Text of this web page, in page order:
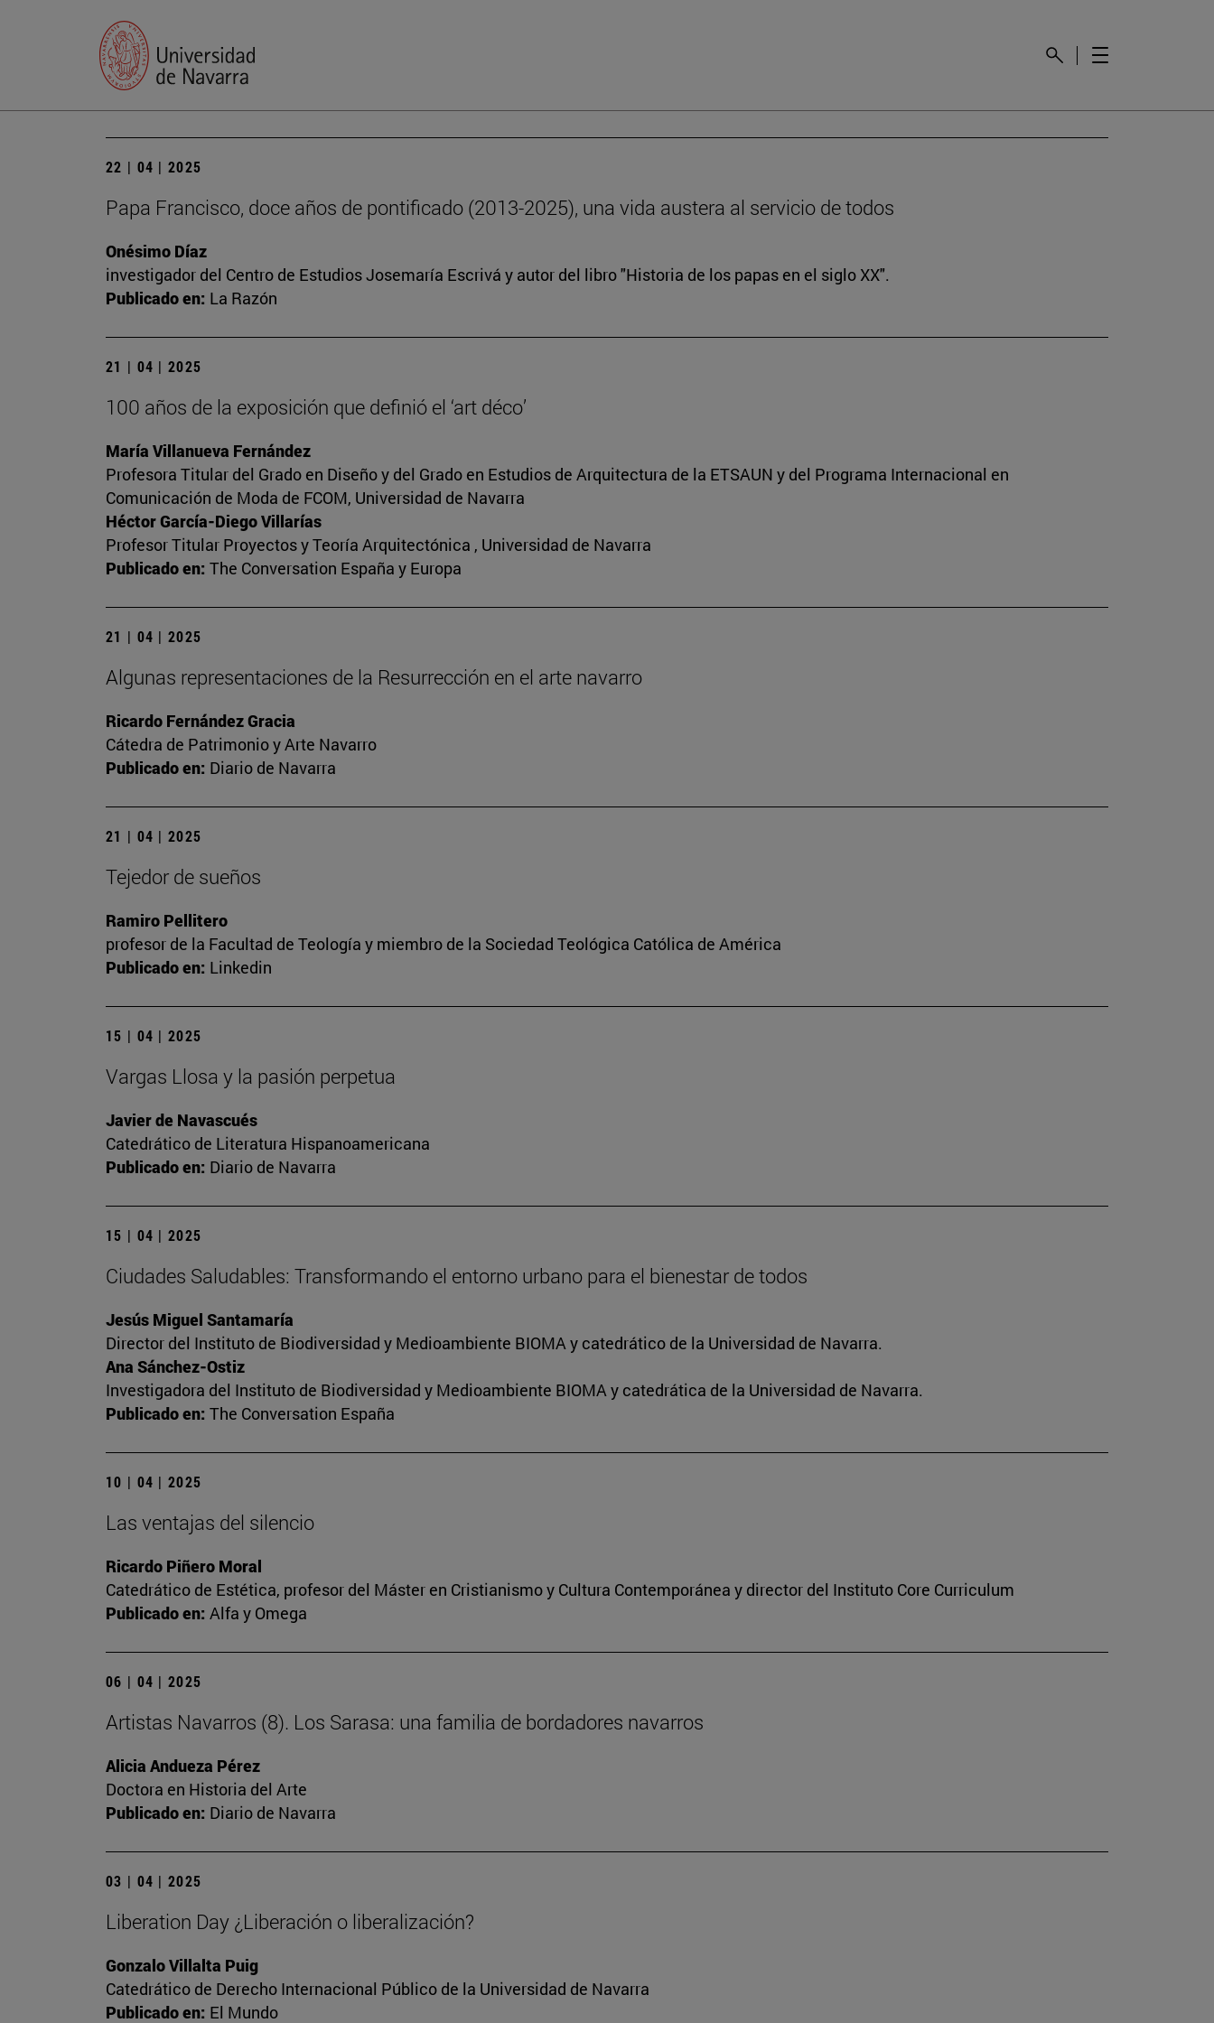
22 | 04 | 2025
Papa Francisco, doce años de pontificado (2013-2025), una vida austera al servicio de todos
Onésimo Díaz
investigador del Centro de Estudios Josemaría Escrivá y autor del libro "Historia de los papas en el siglo XX".
Publicado en: La Razón
21 | 04 | 2025
100 años de la exposición que definió el ‘art déco’
María Villanueva Fernández
Profesora Titular del Grado en Diseño y del Grado en Estudios de Arquitectura de la ETSAUN y del Programa Internacional en
Comunicación de Moda de FCOM, Universidad de Navarra
Héctor García-Diego Villarías
Profesor Titular Proyectos y Teoría Arquitectónica , Universidad de Navarra
Publicado en: The Conversation España y Europa
21 | 04 | 2025
Algunas representaciones de la Resurrección en el arte navarro
Ricardo Fernández Gracia
Cátedra de Patrimonio y Arte Navarro
Publicado en: Diario de Navarra
21 | 04 | 2025
Tejedor de sueños
Ramiro Pellitero
profesor de la Facultad de Teología y miembro de la Sociedad Teológica Católica de América
Publicado en: Linkedin
15 | 04 | 2025
Vargas Llosa y la pasión perpetua
Javier de Navascués
Catedrático de Literatura Hispanoamericana
Publicado en: Diario de Navarra
15 | 04 | 2025
Ciudades Saludables: Transformando el entorno urbano para el bienestar de todos
Jesús Miguel Santamaría
Director del Instituto de Biodiversidad y Medioambiente BIOMA y catedrático de la Universidad de Navarra.
Ana Sánchez-Ostiz
Investigadora del Instituto de Biodiversidad y Medioambiente BIOMA y catedrática de la Universidad de Navarra.
Publicado en: The Conversation España
10 | 04 | 2025
Las ventajas del silencio
Ricardo Piñero Moral
Catedrático de Estética, profesor del Máster en Cristianismo y Cultura Contemporánea y director del Instituto Core Curriculum
Publicado en: Alfa y Omega
06 | 04 | 2025
Artistas Navarros (8). Los Sarasa: una familia de bordadores navarros
Alicia Andueza Pérez
Doctora en Historia del Arte
Publicado en: Diario de Navarra
03 | 04 | 2025
Liberation Day ¿Liberación o liberalización?
Gonzalo Villalta Puig
Catedrático de Derecho Internacional Público de la Universidad de Navarra
Publicado en: El Mundo